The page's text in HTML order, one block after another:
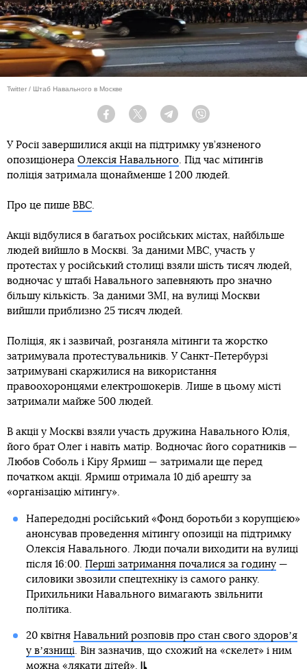
Twitter / Штаб Навального в Москве
Facebook Twitter Telegram
У Росії завершилися акції на підтримку ув’язненого
опозиціонера Олексія Навального. Під час мітингів
поліція затримала щонайменше 1 200 людей.
Про це пише BBC.
Акції відбулися в багатьох російських містах, найбільше
людей вийшло в Москві. За даними МВС, участь у
протестах у російський столиці взяли шість тисяч людей,
водночас у штабі Навального запевняють про значно
більшу кількість. За даними ЗМІ, на вулиці Москви
вийшли приблизно 25 тисяч людей.
Поліція, як і зазвичай, розганяла мітинги та жорстко
затримувала протестувальників. У Санкт-Петербурзі
затримувані скаржилися на використання
правоохоронцями електрошокерів. Лише в цьому місті
затримали майже 500 людей.
В акції у Москві взяли участь дружина Навального Юлія,
його брат Олег і навіть матір. Водночас його соратників —
Любов Соболь і Кіру Ярмиш — затримали ще перед
початком акції. Ярмиш отримала 10 діб арешту за
«організацію мітингу».
Напередодні російський «Фонд боротьби з корупцією»
анонсував проведення мітингу опозиції на підтримку
Олексія Навального. Люди почали виходити на вулиці
після 16:00. Перші затримання почалися за годину—
силовики звозили спецтехніку із самого ранку.
Прихильники Навального вимагають звільнити
політика.
20 квітня Навальний розповів про стан свого здоровʼя
у вʼязниці. Він зазначив, що схожий на «скелет» і ним
можна «лякати дітей».